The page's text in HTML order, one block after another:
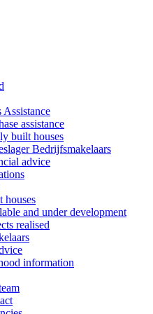
Assistance
assistance
built houses
Bedrijfsmakelaars
advice
houses
and under development
realised
information